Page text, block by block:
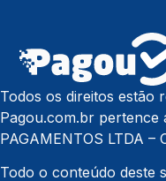
Todos os direitos estão
Pagou.com.br pertence
PAGAMENTOS LTDA –
Todo o conteúdo deste